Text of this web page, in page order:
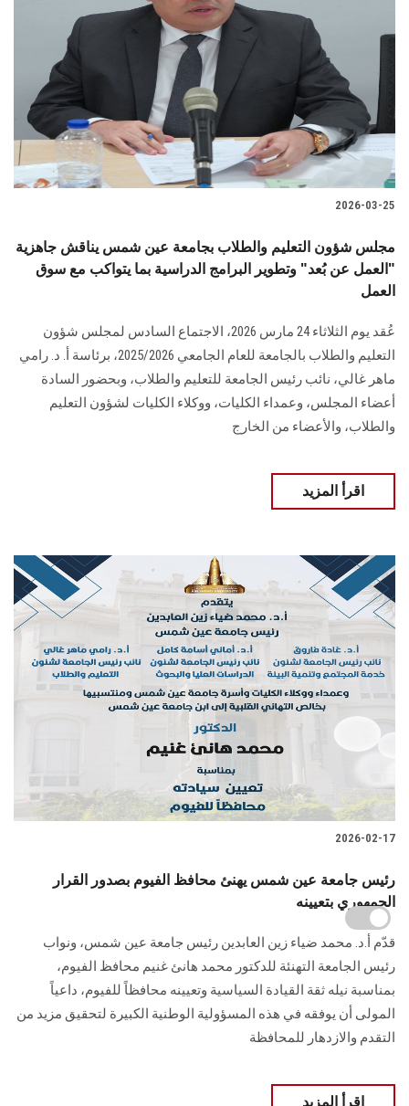
2026-03-25
مجلس شؤون التعليم والطلاب بجامعة عين شمس يناقش جاهزية
"العمل عن بُعد" وتطوير البرامج الدراسية بما يتواكب مع سوق
العمل
عُقد يوم الثلاثاء 24 مارس 2026، الاجتماع السادس لمجلس شؤون
التعليم والطلاب بالجامعة للعام الجامعي 2025/2026، برئاسة أ. د. رامي
ماهر غالي، نائب رئيس الجامعة للتعليم والطلاب، وبحضور السادة
أعضاء المجلس، وعمداء الكليات، ووكلاء الكليات لشؤون التعليم
والطلاب، والأعضاء من الخارج
اقرأ المزيد
2026-02-17
رئيس جامعة عين شمس يهنئ محافظ الفيوم بصدور القرار
الجمهوري بتعيينه
قدّم أ.د. محمد ضياء زين العابدين رئيس جامعة عين شمس، ونواب
رئيس الجامعة التهنئة للدكتور محمد هانئ غنيم محافظ الفيوم،
بمناسبة نيله ثقة القيادة السياسية وتعيينه محافظاً للفيوم، داعياً
المولى أن يوفقه في هذه المسؤولية الوطنية الكبيرة لتحقيق مزيد من
التقدم والازدهار للمحافظة
اقرأ المزيد